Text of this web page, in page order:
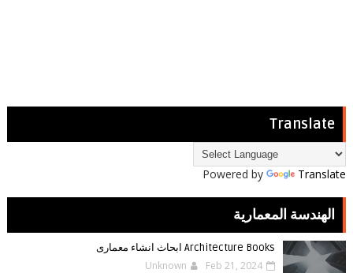
Translate
Powered by Translate
الهندسة المعمارية
Architecture Books ابحاث انشاء معمارى
Unknown Feb 21, 2024